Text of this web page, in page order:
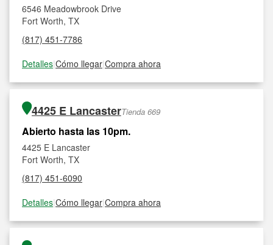
6546 Meadowbrook Drive
Fort Worth, TX
(817) 451-7786
Detalles|Cómo llegar|Compra ahora
4425 E LancasterTienda 669
Abierto hasta las 10pm.
4425 E Lancaster
Fort Worth, TX
(817) 451-6090
Detalles|Cómo llegar|Compra ahora